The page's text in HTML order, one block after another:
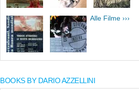
Alle Filme ›››
BOOKS BY DARIO AZZELLINI